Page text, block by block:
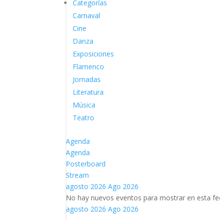
Categorías
Carnaval
Cine
Danza
Exposiciones
Flamenco
Jornadas
Literatura
Música
Teatro
Agenda
Agenda
Posterboard
Stream
agosto 2026 Ago 2026
No hay nuevos eventos para mostrar en esta
agosto 2026 Ago 2026